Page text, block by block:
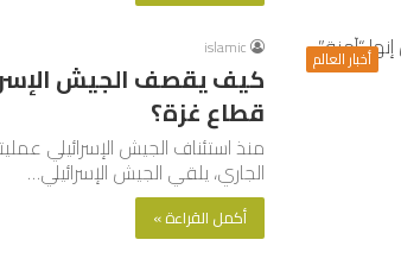
أخبار العالم islamic
كيف يقصف الجيش
قطاع غزة؟
منذ استئناف الجيش الإسرائيلي
الجاري، يلقي الجيش الإسرائيلي…
أكمل القراءة »